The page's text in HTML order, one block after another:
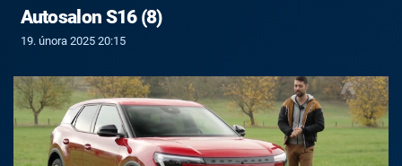
Autosalon S16 (8)
19. února 2025 20:15